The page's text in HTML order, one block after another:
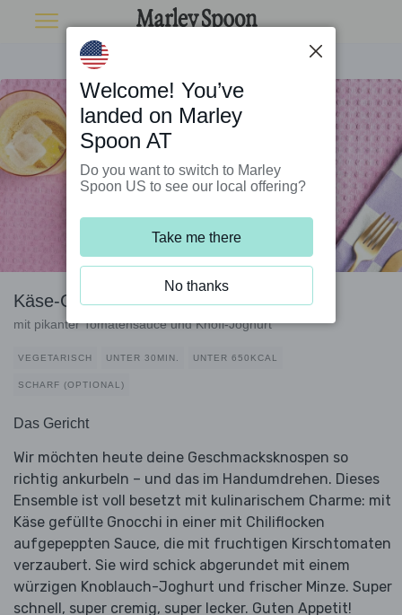
Käse-Gnocchi und Minze
mit pikanter Tomatensauce und Knofi-Joghurt
VEGETARISCH UNTER 30MIN. UNTER 650KCAL
SCHARF (OPTIONAL)
Das Gericht
Wir möchten heute deine Geschmacksknospen so
richtig ankurbeln – und das im Handumdrehen. Dieses
Ensemble ist voll besetzt mit kulinarischem Charme: mit
Käse gefüllte Gnocchi in einer mit Chiliflocken
aufgepeppten Sauce, die mit fruchtigen Kirschtomaten
verzaubert. Sie wird schick abgerundet mit einem
würzigen Knoblauch-Joghurt und frischer Minze. Super
schnell, super cremig, super lecker. Guten Appetit!
Welcome! You’ve
landed on Marley
Spoon AT
Do you want to switch to Marley
Spoon US to see our local offering?
Take me there
No thanks